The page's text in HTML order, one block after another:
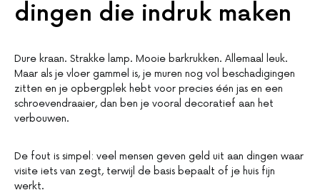
dingen die indruk maken
Dure kraan. Strakke lamp. Mooie barkrukken. Allemaal leuk.
Maar als je vloer gammel is, je muren nog vol beschadigingen
zitten en je opbergplek hebt voor precies één jas en een
schroevendraaier, dan ben je vooral decoratief aan het
verbouwen.
De fout is simpel: veel mensen geven geld uit aan dingen waar
visite iets van zegt, terwijl de basis bepaalt of je huis fijn
werkt.